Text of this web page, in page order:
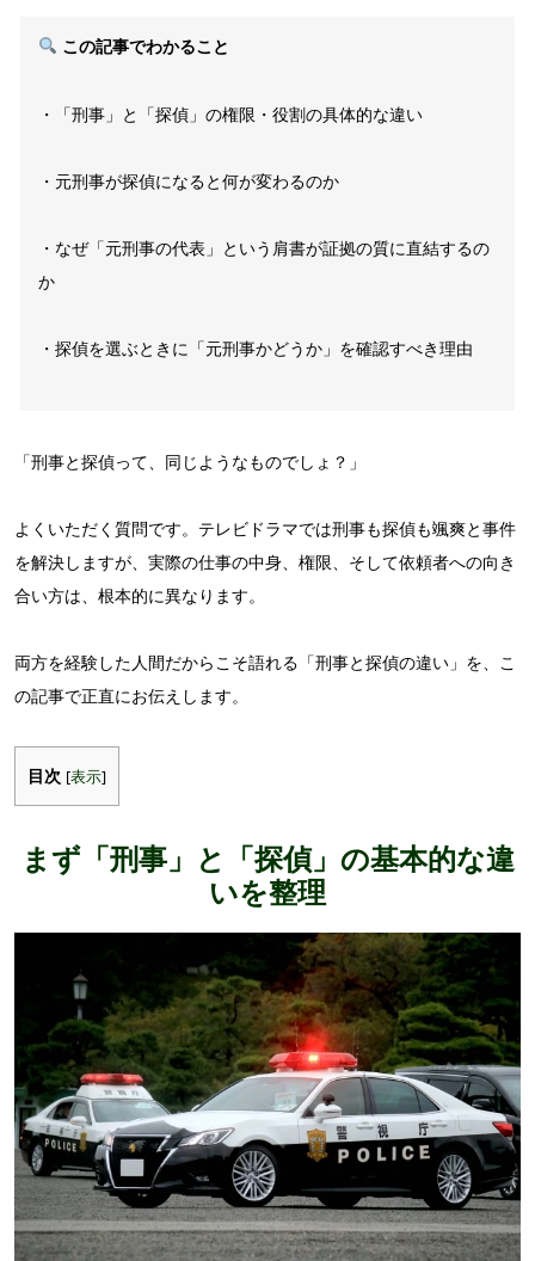
この記事でわかること
・「刑事」と「探偵」の権限・役割の具体的な違い
・元刑事が探偵になると何が変わるのか
・なぜ「元刑事の代表」という肩書が証拠の質に直結するの
か
・探偵を選ぶときに「元刑事かどうか」を確認すべき理由
「刑事と探偵って、同じようなものでしょ？」
よくいただく質問です。テレビドラマでは刑事も探偵も颯爽と事件
を解決しますが、実際の仕事の中身、権限、そして依頼者への向き
合い方は、根本的に異なります。
両方を経験した人間だからこそ語れる「刑事と探偵の違い」を、こ
の記事で正直にお伝えします。
目次 [表示]
まず「刑事」と「探偵」の基本的な違
いを整理